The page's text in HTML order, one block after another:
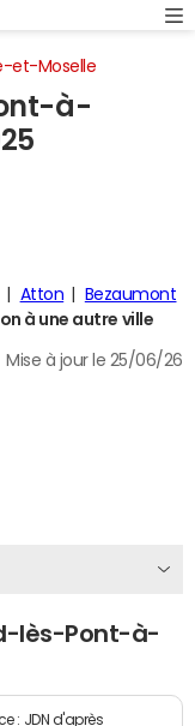
et-Moselle
revenuà-
Atton
Bezaumont
à une autre ville
Mise à jour le 25/06/26
lès-Pont-à-
: JDN d'après